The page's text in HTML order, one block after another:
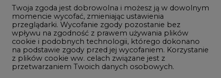
Atom
Fotowoltaika
Offshore wind
Twoja zgoda jest dobrowolna i możesz ją w dowolnym
momencie wycofać, zmieniając ustawienia
przeglądarki. Wycofanie zgody pozostanie bez
wpływu na zgodność z prawem używania plików
cookie i podobnych technologii, którego dokonano
na podstawie zgody przed jej wycofaniem. Korzystanie
z plików cookie ww. celach związane jest z
przetwarzaniem Twoich danych osobowych.